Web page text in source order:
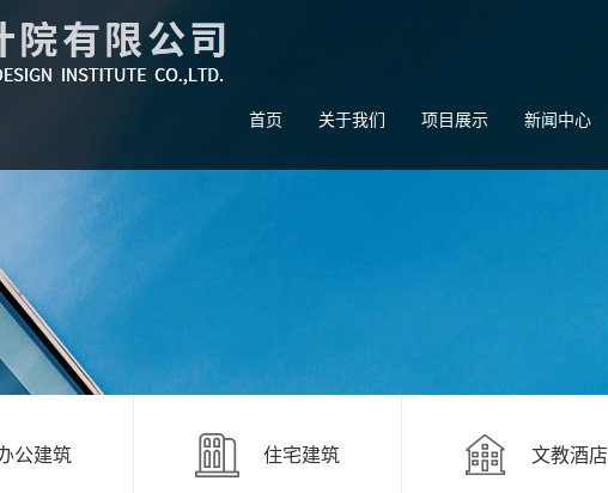
首页 关于我们 项目展示 新闻中心
公建筑 住宅建筑 文教酒店